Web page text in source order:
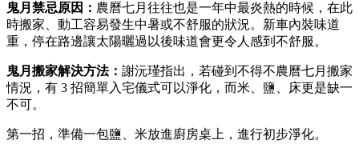
鬼月禁忌原因： 農曆七月往往也是一年中最炎熱的時候，在此
時搬家、動工容易發生中暑或不舒服的狀況。新車內裝味道
重，停在路邊讓太陽曬過以後味道會更令人感到不舒服。
鬼月搬家解決方法： 謝沅瑾指出，若碰到不得不農曆七月搬家
情況，有 3 招簡單入宅儀式可以淨化，而米、鹽、床更是缺一
不可。
第一招，準備一包鹽、米放進廚房桌上，進行初步淨化。